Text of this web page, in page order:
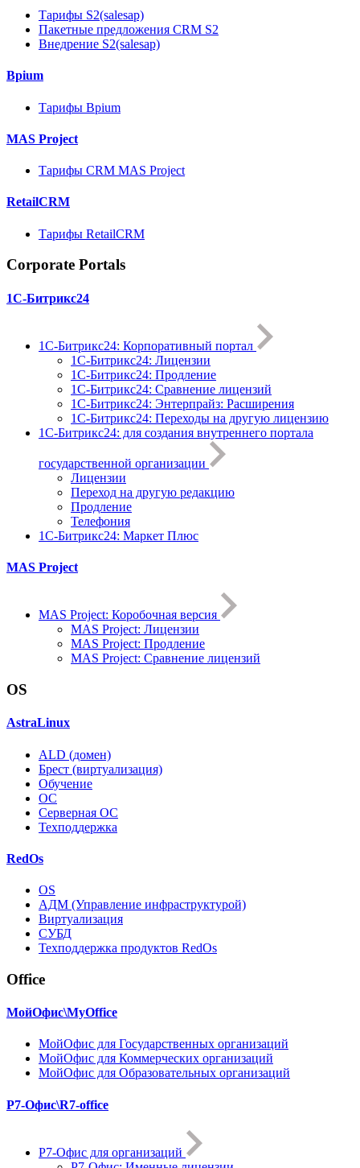
Тарифы S2(salesap)
Пакетные предложения CRM S2
Внедрение S2(salesap)
Bpium
Тарифы Bpium
MAS Project
Тарифы CRM MAS Project
RetailCRM
Тарифы RetailCRM
Corporate Portals
1С-Битрикс24
1С-Битрикс24: Корпоративный портал
1С-Битрикс24: Лицензии
1С-Битрикс24: Продление
1С-Битрикс24: Сравнение лицензий
1С-Битрикс24: Энтерпрайз: Расширения
1С-Битрикс24: Переходы на другую лицензию
1C-Битрикс24: для создания внутреннего портала
государственной организации
Лицензии
Переход на другую редакцию
Продление
Телефония
1С-Битрикс24: Маркет Плюс
MAS Project
MAS Project: Коробочная версия
MAS Project: Лицензии
MAS Project: Продление
MAS Project: Сравнение лицензий
OS
AstraLinux
ALD (домен)
Брест (виртуализация)
Обучение
ОС
Серверная ОС
Техподдержка
RedOs
OS
АДМ (Управление инфраструктурой)
Виртуализация
СУБД
Техподдержка продуктов RedOs
Office
МойОфис\MyOffice
МойОфис для Государственных организаций
МойОфис для Коммерческих организаций
МойОфис для Образовательных организаций
Р7-Офис\R7-office
Р7-Офис для организаций